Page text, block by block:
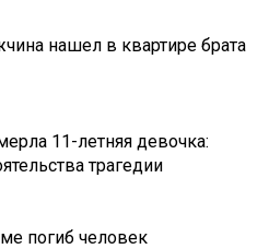
нашел в квартире брата
11-летняя девочка:
трагедии
погиб человек